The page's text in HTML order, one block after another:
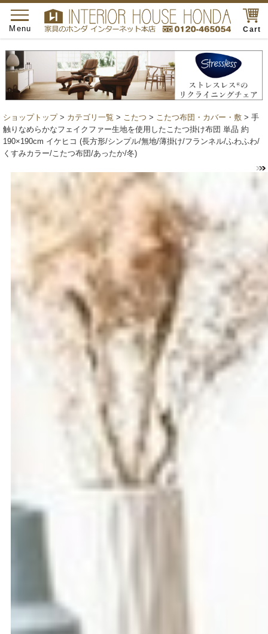
Cart
toggle
navigation
Menu
ショップトップ> カテゴリ一覧 > こたつ > こたつ布団・カバー・敷 > 手
触りなめらかなフェイクファー生地を使用したこたつ掛け布団 単品 約
190×190cm イケヒコ (長方形/シンプル/無地/薄掛け/フランネル/ふわふわ/
くすみカラー/こたつ布団/あったか/冬)